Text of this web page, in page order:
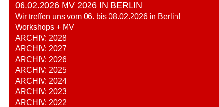
06.02.2026 MV 2026 IN BERLIN
Wir treffen uns vom 06. bis 08.02.2026 in Berlin!
Workshops + MV
ARCHIV: 2028
ARCHIV: 2027
ARCHIV: 2026
ARCHIV: 2025
ARCHIV: 2024
ARCHIV: 2023
ARCHIV: 2022